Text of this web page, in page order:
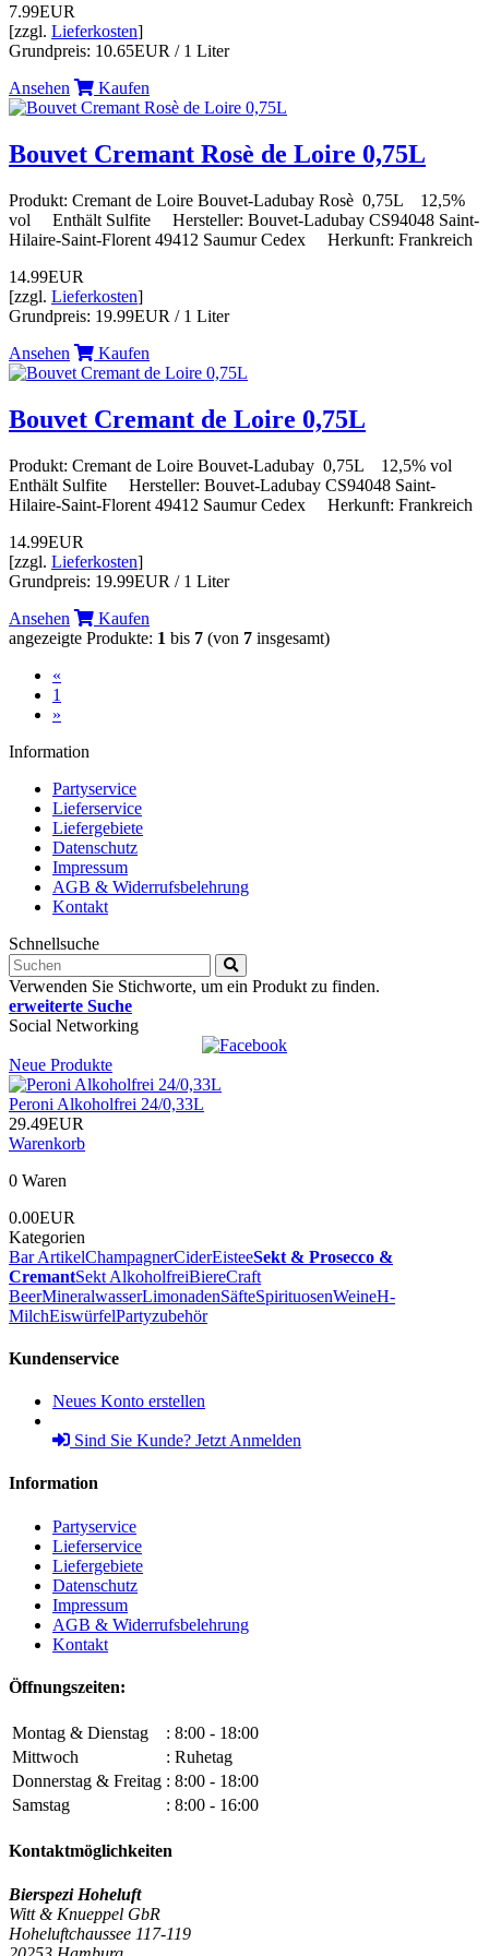
7.99EUR
[zzgl. Lieferkosten]
Grundpreis: 10.65EUR / 1 Liter
Ansehen
Kaufen
Bouvet Cremant Rosè de Loire 0,75L
Produkt: Cremant de Loire Bouvet-Ladubay Rosè 0,75L 12,5%
vol Enthält Sulfite Hersteller: Bouvet-Ladubay CS94048 Saint-
Hilaire-Saint-Florent 49412 Saumur Cedex Herkunft: Frankreich
14.99EUR
[zzgl. Lieferkosten]
Grundpreis: 19.99EUR / 1 Liter
Ansehen
Kaufen
Bouvet Cremant de Loire 0,75L
Produkt: Cremant de Loire Bouvet-Ladubay 0,75L 12,5% vol
Enthält Sulfite Hersteller: Bouvet-Ladubay CS94048 Saint-
Hilaire-Saint-Florent 49412 Saumur Cedex Herkunft: Frankreich
14.99EUR
[zzgl. Lieferkosten]
Grundpreis: 19.99EUR / 1 Liter
Ansehen
Kaufen
angezeigte Produkte: 1 bis 7 (von 7 insgesamt)
«
1
»
Information
Partyservice
Lieferservice
Liefergebiete
Datenschutz
Impressum
AGB & Widerrufsbelehrung
Kontakt
Schnellsuche
Verwenden Sie Stichworte, um ein Produkt zu finden.
erweiterte Suche
Social Networking
Neue Produkte
Peroni Alkoholfrei 24/0,33L
29.49EUR
Warenkorb
0 Waren
0.00EUR
Kategorien
Bar ArtikelChampagnerCiderEisteeSekt & Prosecco &
CremantSekt AlkoholfreiBiereCraft
BeerMineralwasserLimonadenSäfteSpirituosenWeineH-
MilchEiswürfelPartyzubehör
Kundenservice
Neues Konto erstellen
Sind Sie Kunde? Jetzt Anmelden
Information
Partyservice
Lieferservice
Liefergebiete
Datenschutz
Impressum
AGB & Widerrufsbelehrung
Kontakt
Öffnungszeiten:
Montag & Dienstag
: 8:00 - 18:00
Mittwoch
: Ruhetag
Donnerstag & Freitag : 8:00 - 18:00
Samstag
: 8:00 - 16:00
Kontaktmöglichkeiten
Bierspezi Hoheluft
Witt & Knueppel GbR
Hoheluftchaussee 117-119